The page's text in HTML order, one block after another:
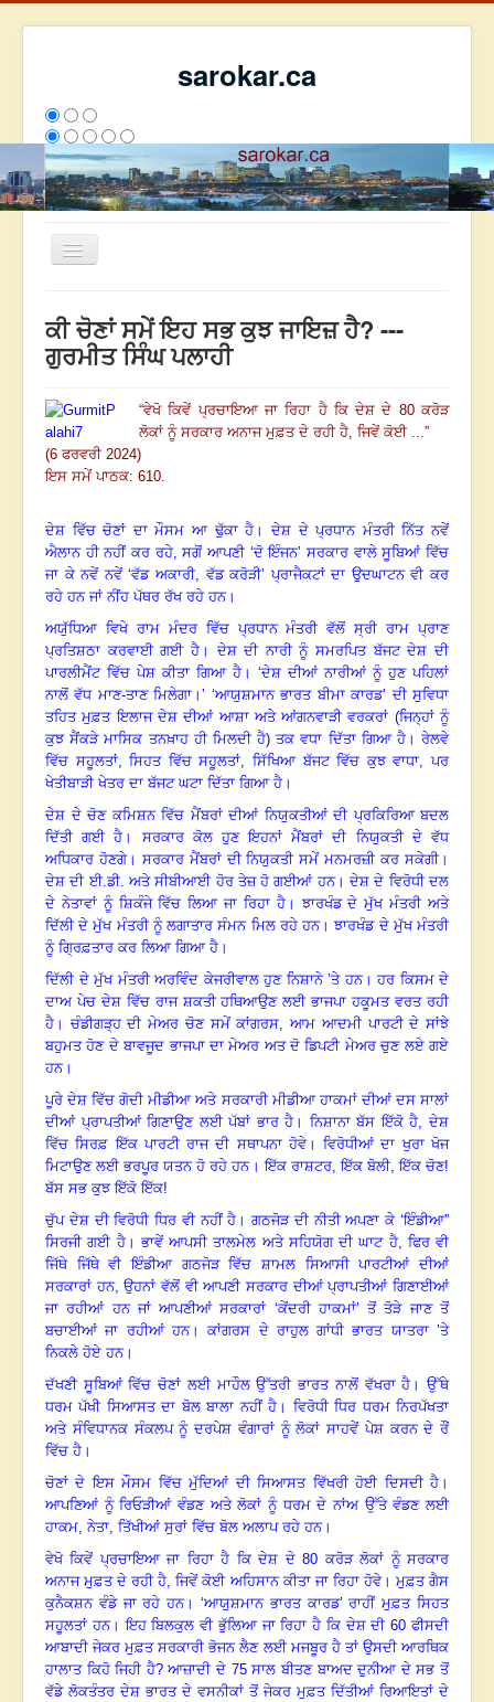
sarokar.ca
Toggle
ਰਚਨਾਵਾਂ
ਸੰਪਰਕ
We have 97 guests and no members online
2812549
ਕੀ ਚੋਣਾਂ ਸਮੇਂ ਇਹ ਸਭ ਕੁਝ ਜਾਇਜ਼ ਹੈ? ---
ਗੁਰਮੀਤ ਸਿੰਘ ਪਲਾਹੀ
“ਵੇਖੋ ਕਿਵੇਂ ਪ੍ਰਚਾਇਆ ਜਾ ਰਿਹਾ ਹੈ ਕਿ ਦੇਸ਼ ਦੇ 80ਕਰੋੜ
ਲੋਕਾਂ ਨੂੰ ਸਰਕਾਰ ਅਨਾਜ ਮੁਫ਼ਤ ਦੇ ਰਹੀ ਹੈ, ਜਿਵੇਂ ਕੋਈ ...”
(6 ਫਰਵਰੀ 2024)
ਇਸ ਸਮੇਂ ਪਾਠਕ: 610.
ਦੇਸ਼ ਵਿੱਚ ਚੋਣਾਂ ਦਾ ਮੌਸਮ ਆ ਢੁੱਕਾ ਹੈ । ਦੇਸ਼ ਦੇ ਪ੍ਰਧਾਨ ਮੰਤਰੀ ਨਿੱਤ ਨਵੇਂ
ਐਲਾਨ ਹੀ ਨਹੀਂ ਕਰ ਰਹੇ,ਸਗੋਂ ਆਪਣੀ ‘ਦੋ ਇੰਜਨ’ ਸਰਕਾਰ ਵਾਲੇ ਸੂਬਿਆਂ ਵਿੱਚ
ਜਾ ਕੇ ਨਵੇਂ ਨਵੇਂ ‘ਵੱਡ ਅਕਾਰੀ, ਵੱਡ ਕਰੋੜੀ’ ਪ੍ਰਾਜੈਕਟਾਂ ਦਾ ਉਦਘਾਟਨ ਵੀ ਕਰ
ਰਹੇ ਹਨ ਜਾਂ ਨੀਂਹ ਪੱਥਰ ਰੱਖ ਰਹੇ ਹਨ।
ਅਯੁੱਧਿਆ ਵਿਖੇ ਰਾਮ ਮੰਦਰ ਵਿੱਚ ਪ੍ਰਧਾਨ ਮੰਤਰੀ ਵੱਲੋਂ ਸ੍ਰੀ ਰਾਮ ਪ੍ਰਾਣ
ਪ੍ਰਤਿਸ਼ਠਾ ਕਰਵਾਈ ਗਈ ਹੈ। ਦੇਸ਼ ਦੀ ਨਾਰੀ ਨੂੰ ਸਮਰਪਿਤ ਬੱਜਟ ਦੇਸ਼ ਦੀ
ਪਾਰਲੀਮੈਂਟ ਵਿੱਚ ਪੇਸ਼ ਕੀਤਾ ਗਿਆ ਹੈ । ‘ਦੇਸ਼ ਦੀਆਂ ਨਾਰੀਆਂ ਨੂੰ ਹੁਣ ਪਹਿਲਾਂ
ਨਾਲੋਂ ਵੱਧ ਮਾਣ-ਤਾਣ ਮਿਲੇਗਾ ।’ ‘ਆਯੁਸ਼ਮਾਨ ਭਾਰਤ ਬੀਮਾ ਕਾਰਡ’ ਦੀ ਸੁਵਿਧਾ
ਤਹਿਤ ਮੁਫ਼ਤ ਇਲਾਜ ਦੇਸ਼ ਦੀਆਂ ਆਸ਼ਾ ਅਤੇ ਆਂਗਨਵਾੜੀ ਵਰਕਰਾਂ (ਜਿਨ੍ਹਾਂ ਨੂੰ
ਕੁਝ ਸੈਂਕੜੇ ਮਾਸਿਕ ਤਨਖ਼ਾਹ ਹੀ ਮਿਲਦੀ ਹੈ) ਤਕ ਵਧਾ ਦਿੱਤਾ ਗਿਆ ਹੈ।ਰੇਲਵੇ
ਵਿੱਚ ਸਹੂਲਤਾਂ,ਸਿਹਤ ਵਿੱਚ ਸਹੂਲਤਾਂ,ਸਿੱਖਿਆ ਬੱਜਟ ਵਿੱਚ ਕੁਝ ਵਾਧਾ,ਪਰ
ਖੇਤੀਬਾੜੀ ਖੇਤਰ ਦਾ ਬੱਜਟ ਘਟਾ ਦਿੱਤਾ ਗਿਆ ਹੈ ।
ਦੇਸ਼ ਦੇ ਚੋਣ ਕਮਿਸ਼ਨ ਵਿੱਚ ਮੈਂਬਰਾਂ ਦੀਆਂ ਨਿਯੁਕਤੀਆਂ ਦੀ ਪ੍ਰਕਿਰਿਆ ਬਦਲ
ਦਿੱਤੀ ਗਈ ਹੈ । ਸਰਕਾਰ ਕੋਲ ਹੁਣ ਇਹਨਾਂ ਮੈਂਬਰਾਂ ਦੀ ਨਿਯੁਕਤੀ ਦੇ ਵੱਧ
ਅਧਿਕਾਰ ਹੋਣਗੇ। ਸਰਕਾਰ ਮੈਂਬਰਾਂ ਦੀ ਨਿਯੁਕਤੀ ਸਮੇਂ ਮਨਮਰਜ਼ੀ ਕਰ ਸਕੇਗੀ।
ਦੇਸ਼ ਦੀ ਈ.ਡੀ. ਅਤੇ ਸੀਬੀਆਈ ਹੋਰ ਤੇਜ਼ ਹੋ ਗਈਆਂ ਹਨ।ਦੇਸ਼ ਦੇ ਵਿਰੋਧੀ ਦਲ
ਦੇ ਨੇਤਾਵਾਂ ਨੂੰ ਸ਼ਿਕੰਜੇ ਵਿੱਚ ਲਿਆ ਜਾ ਰਿਹਾ ਹੈ। ਝਾਰਖੰਡ ਦੇ ਮੁੱਖ ਮੰਤਰੀ ਅਤੇ
ਦਿੱਲੀ ਦੇ ਮੁੱਖ ਮੰਤਰੀ ਨੂੰ ਲਗਾਤਾਰ ਸੰਮਨ ਮਿਲ ਰਹੇ ਹਨ।ਝਾਰਖੰਡ ਦੇ ਮੁੱਖ ਮੰਤਰੀ
ਨੂੰ ਗ੍ਰਿਫ਼ਤਾਰ ਕਰ ਲਿਆ ਗਿਆ ਹੈ ।
ਦਿੱਲੀ ਦੇ ਮੁੱਖ ਮੰਤਰੀ ਅਰਵਿੰਦ ਕੇਜਰੀਵਾਲ ਹੁਣ ਨਿਸ਼ਾਨੇ ’ਤੇ ਹਨ। ਹਰ ਕਿਸਮ ਦੇ
ਦਾਅ ਪੇਚ ਦੇਸ਼ ਵਿੱਚ ਰਾਜ ਸ਼ਕਤੀ ਹਥਿਆਉਣ ਲਈ ਭਾਜਪਾ ਹਕੂਮਤ ਵਰਤ ਰਹੀ
ਹੈ । ਚੰਡੀਗੜ੍ਹ ਦੀ ਮੇਅਰ ਚੋਣ ਸਮੇਂ ਕਾਂਗਰਸ,ਆਮ ਆਦਮੀ ਪਾਰਟੀ ਦੇ ਸਾਂਝੇ
ਬਹੁਮਤ ਹੋਣ ਦੇ ਬਾਵਜੂਦ ਭਾਜਪਾ ਦਾ ਮੇਅਰ ਅਤ ਦੋ ਡਿਪਟੀ ਮੇਅਰ ਚੁਣ ਲਏ ਗਏ
ਹਨ।
ਪੂਰੇ ਦੇਸ਼ ਵਿੱਚ ਗੋਦੀ ਮੀਡੀਆ ਅਤੇ ਸਰਕਾਰੀ ਮੀਡੀਆ ਹਾਕਮਾਂ ਦੀਆਂ ਦਸ ਸਾਲਾਂ
ਦੀਆਂ ਪ੍ਰਾਪਤੀਆਂ ਗਿਣਾਉਣ ਲਈ ਪੱਬਾਂ ਭਾਰ ਹੈ । ਨਿਸ਼ਾਨਾ ਬੱਸ ਇੱਕੋ ਹੈ,ਦੇਸ਼
ਵਿੱਚ ਸਿਰਫ਼ ਇੱਕ ਪਾਰਟੀ ਰਾਜ ਦੀ ਸਥਾਪਨਾ ਹੋਵੇ।ਵਿਰੋਧੀਆਂ ਦਾ ਖੁਰਾ ਖੋਜ
ਮਿਟਾਉਣ ਲਈ ਭਰਪੂਰ ਯਤਨ ਹੋ ਰਹੇ ਹਨ।ਇੱਕ ਰਾਸ਼ਟਰ,ਇੱਕ ਬੋਲੀ,ਇੱਕ ਚੋਣ!
ਬੱਸ ਸਭ ਕੁਝ ਇੱਕੋ ਇੱਕ!
ਚੁੱਪ ਦੇਸ਼ ਦੀ ਵਿਰੋਧੀ ਧਿਰ ਵੀ ਨਹੀਂ ਹੈ । ਗਠਜੋੜ ਦੀ ਨੀਤੀ ਅਪਣਾ ਕੇ ‘ਇੰਡੀਆ”
ਸਿਰਜੀ ਗਈ ਹੈ। ਭਾਵੇਂ ਆਪਸੀ ਤਾਲਮੇਲ ਅਤੇ ਸਹਿਯੋਗ ਦੀ ਘਾਟ ਹੈ, ਫਿਰ ਵੀ
ਜਿੱਥੇ ਜਿੱਥੇ ਵੀ ਇੰਡੀਆ ਗਠਜੋੜ ਵਿੱਚ ਸ਼ਾਮਲ ਸਿਆਸੀ ਪਾਰਟੀਆਂ ਦੀਆਂ
ਸਰਕਾਰਾਂ ਹਨ, ਉਹਨਾਂ ਵੱਲੋਂ ਵੀ ਆਪਣੀ ਸਰਕਾਰ ਦੀਆਂ ਪ੍ਰਾਪਤੀਆਂ ਗਿਣਾਈਆਂ
ਜਾ ਰਹੀਆਂ ਹਨ ਜਾਂ ਆਪਣੀਆਂ ਸਰਕਾਰਾਂ ‘ਕੇਂਦਰੀ ਹਾਕਮਾਂ’ ਤੋਂ ਤੋੜੇ ਜਾਣ ਤੋਂ
ਬਚਾਈਆਂ ਜਾ ਰਹੀਆਂ ਹਨ।ਕਾਂਗਰਸ ਦੇ ਰਾਹੁਲ ਗਾਂਧੀ ਭਾਰਤ ਯਾਤਰਾ ’ਤੇ
ਨਿਕਲੇ ਹੋਏ ਹਨ।
ਦੱਖਣੀ ਸੂਬਿਆਂ ਵਿੱਚ ਚੋਣਾਂ ਲਈ ਮਾਹੌਲ ਉੱਤਰੀ ਭਾਰਤ ਨਾਲੋਂ ਵੱਖਰਾ ਹੈ ।ਉੱਥੇ
ਧਰਮ ਪੱਖੀ ਸਿਆਸਤ ਦਾ ਬੋਲ ਬਾਲਾ ਨਹੀਂ ਹੈ । ਵਿਰੋਧੀ ਧਿਰ ਧਰਮ ਨਿਰਪੱਖਤਾ
ਅਤੇ ਸੰਵਿਧਾਨਕ ਸੰਕਲਪ ਨੂੰ ਦਰਪੇਸ਼ ਵੰਗਾਰਾਂ ਨੂੰ ਲੋਕਾਂ ਸਾਹਵੇਂ ਪੇਸ਼ ਕਰਨ ਦੇ ਰੌਂ
ਵਿੱਚ ਹੈ ।
ਚੋਣਾਂ ਦੇ ਇਸ ਮੌਸਮ ਵਿੱਚ ਮੁੱਦਿਆਂ ਦੀ ਸਿਆਸਤ ਵਿੱਖਰੀ ਹੋਈ ਦਿਸਦੀ ਹੈ ।
ਆਪਣਿਆਂ ਨੂੰ ਰਿਓੜੀਆਂ ਵੰਡਣ ਅਤੇ ਲੋਕਾਂ ਨੂੰ ਧਰਮ ਦੇ ਨਾਂਅ ਉੱਤੇ ਵੰਡਣ ਲਈ
ਹਾਕਮ, ਨੇਤਾ, ਤਿੱਖੀਆਂ ਸੁਰਾਂ ਵਿੱਚ ਬੋਲ ਅਲਾਪ ਰਹੇ ਹਨ।
ਵੇਖੋ ਕਿਵੇਂ ਪ੍ਰਚਾਇਆ ਜਾ ਰਿਹਾ ਹੈ ਕਿ ਦੇਸ਼ ਦੇ80 ਕਰੋੜ ਲੋਕਾਂ ਨੂੰ ਸਰਕਾਰ
ਅਨਾਜ ਮੁਫ਼ਤ ਦੇ ਰਹੀ ਹੈ, ਜਿਵੇਂ ਕੋਈ ਅਹਿਸਾਨ ਕੀਤਾ ਜਾ ਰਿਹਾ ਹੋਵੇ। ਮੁਫ਼ਤ ਗੈਸ
ਕੁਨੈਕਸ਼ਨ ਵੰਡੇ ਜਾ ਰਹੇ ਹਨ।‘ਆਯੁਸ਼ਮਾਨ ਭਾਰਤ ਕਾਰਡ’ ਰਾਹੀਂ ਮੁਫ਼ਤ ਸਿਹਤ
ਸਹੂਲਤਾਂ ਹਨ।ਇਹ ਬਿਲਕੁਲ ਵੀ ਭੁੱਲਿਆ ਜਾ ਰਿਹਾ ਹੈ ਕਿ ਦੇਸ਼ ਦੀ60 ਫੀਸਦੀ
ਆਬਾਦੀ ਜੇਕਰ ਮੁਫ਼ਤ ਸਰਕਾਰੀ ਭੋਜਨ ਲੈਣ ਲਈ ਮਜਬੂਰ ਹੈ ਤਾਂ ਉਸਦੀ ਆਰਥਿਕ
ਹਾਲਾਤ ਕਿਹੋ ਜਿਹੀ ਹੈ?ਆਜ਼ਾਦੀ ਦੇ 75ਸਾਲ ਬੀਤਣ ਬਾਅਦ ਦੁਨੀਆ ਦੇ ਸਭ ਤੋਂ
ਵੱਡੇ ਲੋਕਤੰਤਰ ਦੇਸ਼ ਭਾਰਤ ਦੇ ਵਸਨੀਕਾਂ ਤੋਂ ਜੇਕਰ ਮੁਫ਼ਤ ਦਿੱਤੀਆਂ ਰਿਆਇਤਾਂ ਦੇ